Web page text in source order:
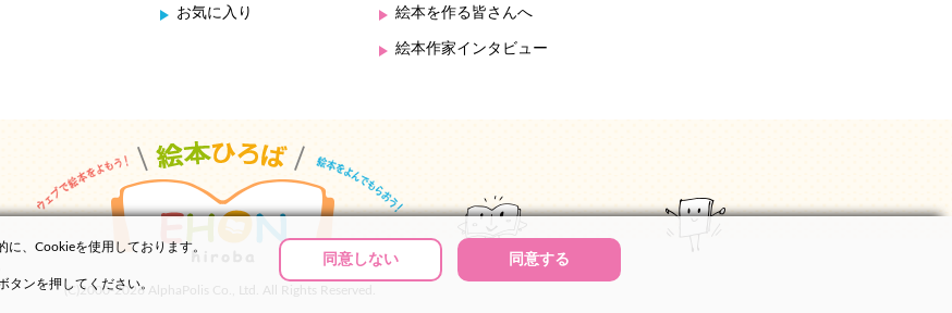
お気に入り 絵本を作る皆さんへ
絵本作家インタビュー
(C)2000-2026 AlphaPolis Co., Ltd. All Rights Reserved.
、Cookieを使用しております。
タンを押してください。
同意しない 同意する